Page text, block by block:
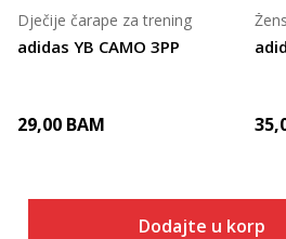
adidas YB CAMO 3PP
Dječije čarape za trening
29,00 BAM
Dodajte u korpu